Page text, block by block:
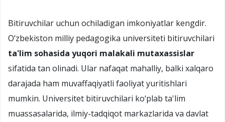
Bitiruvchilar uchun ochiladigan imkoniyatlar kengdir.
O‘zbekiston milliy pedagogika universiteti bitiruvchilari
ta'lim sohasida yuqori malakali mutaxassislar
sifatida tan olinadi. Ular nafaqat mahalliy, balki xalqaro
darajada ham muvaffaqiyatli faoliyat yuritishlari
mumkin. Universitet bitiruvchilari ko‘plab ta'lim
muassasalarida, ilmiy-tadqiqot markazlarida va davlat